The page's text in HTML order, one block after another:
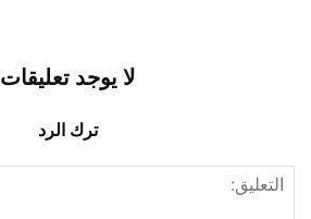
لا يوجد تعليقات
ترك الرد